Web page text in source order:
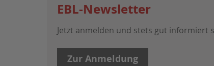
EBL-Newsletter
Jetzt anmelden und stets gut informiert
Zur Anmeldung